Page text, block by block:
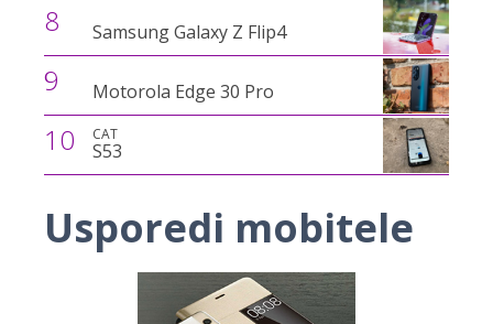
8 Samsung Galaxy Z Flip4
9 Motorola Edge 30 Pro
10 CAT
S53
Usporedi mobitele